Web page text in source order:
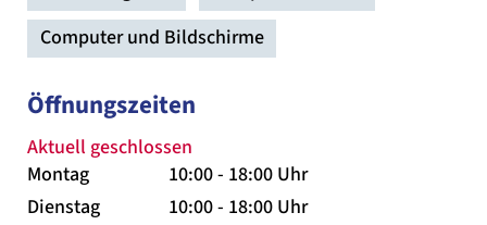
Computer und Bildschirme
Öffnungszeiten
Aktuell geschlossen
Montag
10:00 - 18:00 Uhr
Dienstag
10:00 - 18:00 Uhr